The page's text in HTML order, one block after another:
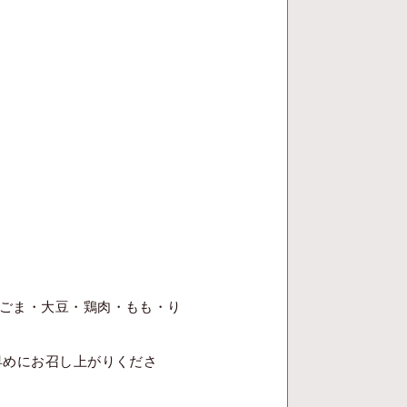
ま・大豆・鶏肉・もも・り
にお召し上がりくださ